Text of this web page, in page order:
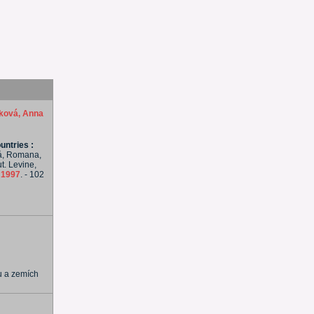
Anna
:
Romana,
Levine,
1997. - 102
a zemích